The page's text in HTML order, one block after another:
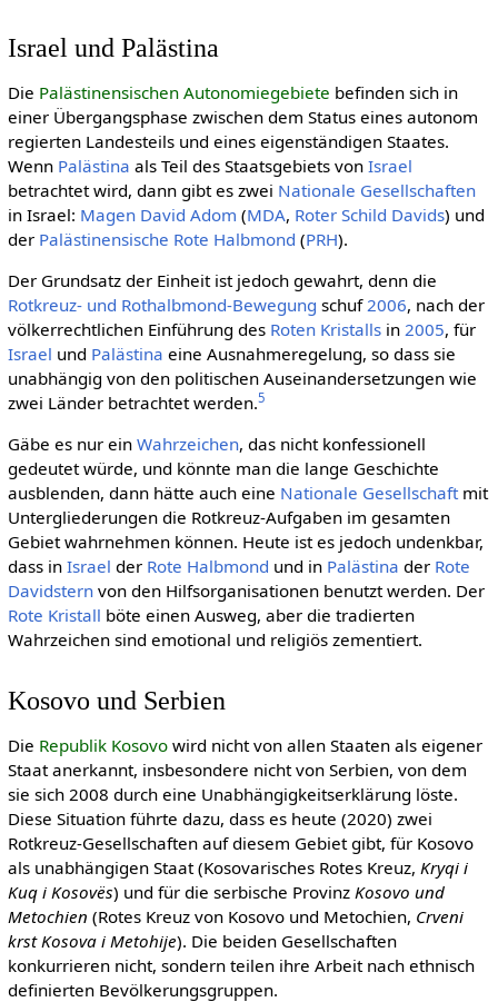
Israel und Palästina
Die Palästinensischen Autonomiegebiete befinden sich in
einer Übergangsphase zwischen dem Status eines autonom
regierten Landesteils und eines eigenständigen Staates.
Wenn Palästina als Teil des Staatsgebiets von Israel
betrachtet wird, dann gibt es zwei Nationale Gesellschaften
in Israel: Magen David Adom (MDA, Roter Schild Davids) und
der Pa­läs­ti­nen­si­sche Rote Halb­mond (PRH).
Der Grundsatz der Einheit ist jedoch gewahrt, denn die
Rotkreuz- und Rothalb­mond-Be­we­gung schuf 2006, nach der
völkerrechtlichen Einführung des Roten Kristallsin 2005, für
Israel und Palästina eine Ausnahmeregelung, so dass sie
unabhängig von den politischen Auseinandersetzungen wie
zwei Länder betrachtet werden.5
Gäbe es nur ein Wahrzeichen, das nicht konfessionell
gedeutet würde, und könnte man die lange Geschichte
ausblenden, dann hätte auch eine Nationale Gesellschaftmit
Untergliederungen die Rotkreuz-Aufgaben im gesamten
Gebiet wahrnehmen können. Heute ist es jedoch undenkbar,
dass in Israel der Rote Halb­mond und in Palästina der Rote
David­sternvon den Hilfsorganisationen benutzt werden. Der
Rote Kristall böte einen Ausweg, aber die tradierten
Wahrzeichen sind emotional und religiös zementiert.
Kosovo und Serbien
Die Republik Kosovowird nicht von allen Staaten als eigener
Staat anerkannt, insbesondere nicht von Serbien, von dem
sie sich 2008 durch eine Unabhängigkeitserklärung löste.
Diese Situation führte dazu, dass es heute (2020) zwei
Rotkreuz-Gesellschaften auf diesem Gebiet gibt, für Kosovo
als unabhängigen Staat (Kosovarisches Rotes Kreuz, Kryqi i
Kuq i Kosovës) und für die serbische Provinz Kosovo und
Metochien (Rotes Kreuz von Kosovo und Metochien, Crveni
krst Kosova i Metohije). Die beiden Gesellschaften
konkurrieren nicht, sondern teilen ihre Arbeit nach ethnisch
definierten Bevölkerungsgruppen.